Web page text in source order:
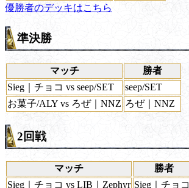
優勝者のデッキはこちら
準決勝
マッチ
勝者
Sieg｜チョコ vs seep/SET
seep/SET
お菓子/ALY vs ろぜ｜NNZ ろぜ｜NNZ
2回戦
マッチ
勝者
Sieg｜チョコ vs LIB｜Zephyr Sieg｜チョコ